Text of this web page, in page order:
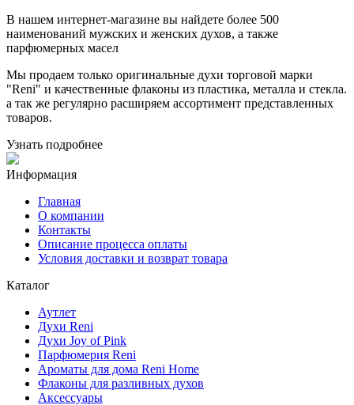
В нашем интернет-магазине вы найдете более 500
наименований мужских и женских духов, а также
парфюмерных масел
Мы продаем только оригинальные духи торговой марки
"Reni" и качественные флаконы из пластика, металла и стекла.
а так же регулярно расширяем ассортимент представленных
товаров.
Узнать подробнее
Информация
Главная
О компании
Контакты
Описание процесса оплаты
Условия доставки и возврат товара
Каталог
Аутлет
Духи Reni
Духи Joy of Pink
Парфюмерия Reni
Ароматы для дома Reni Home
Флаконы для разливных духов
Аксессуары